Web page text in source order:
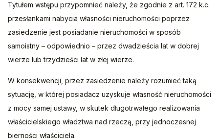
Tytułem wstępu przypomnieć należy, że zgodnie z art. 172 k.c.
przesłankami nabycia własności nieruchomości poprzez
zasiedzenie jest posiadanie nieruchomości w sposób
samoistny – odpowiednio – przez dwadzieścia lat w dobrej
wierze lub trzydzieści lat w złej wierze.
W konsekwencji, przez zasiedzenie należy rozumieć taką
sytuację, w której posiadacz uzyskuje własność nieruchomości
z mocy samej ustawy, w skutek długotrwałego realizowania
właścicielskiego władztwa nad rzeczą, przy jednoczesnej
bierności właściciela.